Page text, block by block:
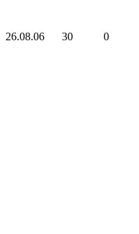
26.08.06 30 0